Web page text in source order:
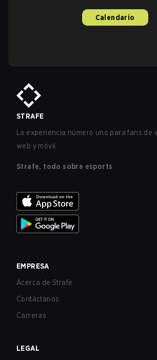
Calendario
STRAFE
La experiencia número uno para fans de
web y móvil.
Strafe, todo sobre esports
EMPRESA
Acerca de Strafe
Contáctanos
Carreras
LEGAL